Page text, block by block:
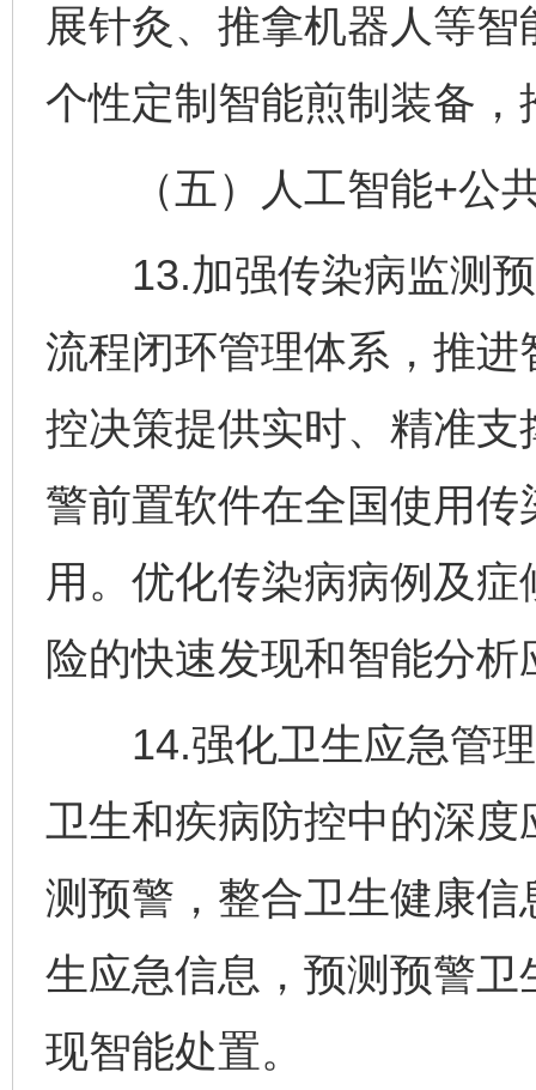
展针灸、推拿机器人等
个性定制智能煎制装备
（五）人工智能+公
13.加强传染病监测预
流程闭环管理体系，推
控决策提供实时、精准
警前置软件在全国使用
用。优化传染病病例及
险的快速发现和智能分析
14.强化卫生应急管理
卫生和疾病防控中的深
测预警，整合卫生健康
生应急信息，预测预警
现智能处置。